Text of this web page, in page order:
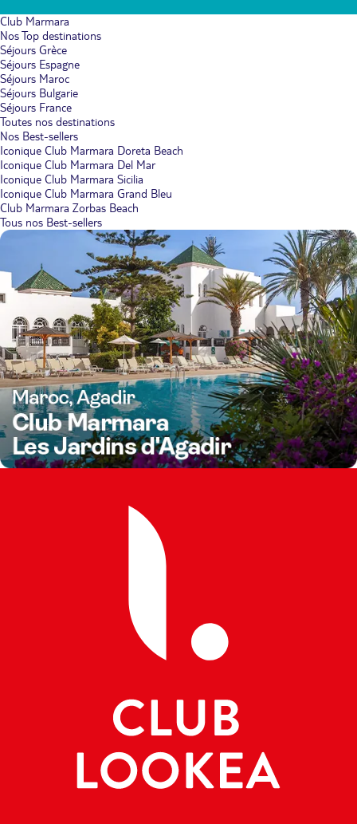
Club Marmara
Nos Top destinations
Séjours Grèce
Séjours Espagne
Séjours Maroc
Séjours Bulgarie
Séjours France
Toutes nos destinations
Nos Best-sellers
Iconique Club Marmara Doreta Beach
Iconique Club Marmara Del Mar
Iconique Club Marmara Sicilia
Iconique Club Marmara Grand Bleu
Club Marmara Zorbas Beach
Tous nos Best-sellers